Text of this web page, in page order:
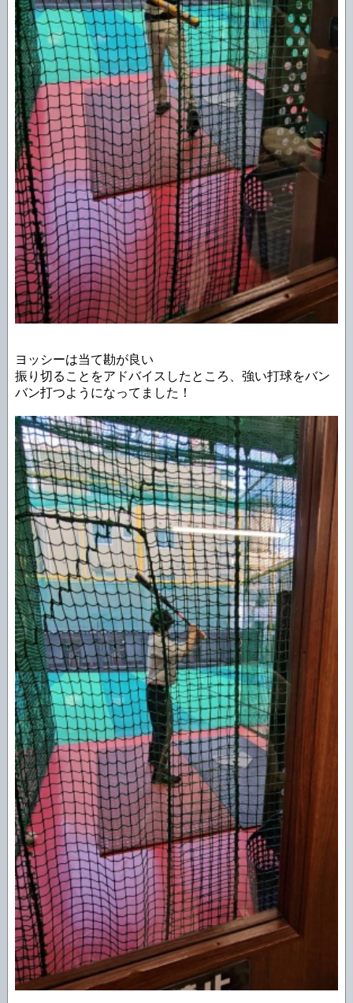
ヨッシーは当て勘が良い
振り切ることをアドバイスしたところ、強い打球をバン
バン打つようになってました！